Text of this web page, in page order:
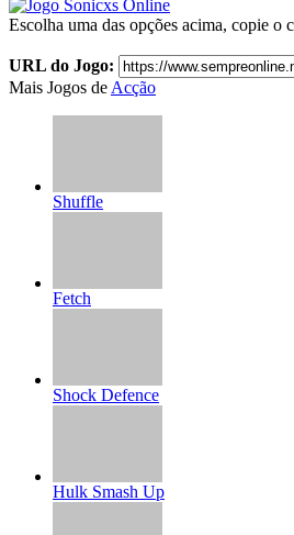
Escolha uma das opções acima, copie
URL do Jogo:
Mais Jogos de Acção
Shuffle
Fetch
Shock Defence
Hulk Smash Up